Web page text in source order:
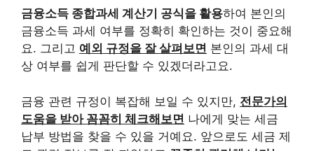
금융소득 종합과세 계산기 공식을 활용하여 본인의
금융소득 과세 여부를 정확히 확인하는 것이 중요해
요. 그리고 예외 규정을 잘 살펴보면 본인의 과세 대
상 여부를 쉽게 판단할 수 있겠더라고요.
금융 관련 규정이 복잡해 보일 수 있지만, 전문가의
도움을 받아 꼼꼼히 체크해보면 나에게 맞는 세금
납부 방법을 찾을 수 있을 거예요. 앞으로도 세금 제